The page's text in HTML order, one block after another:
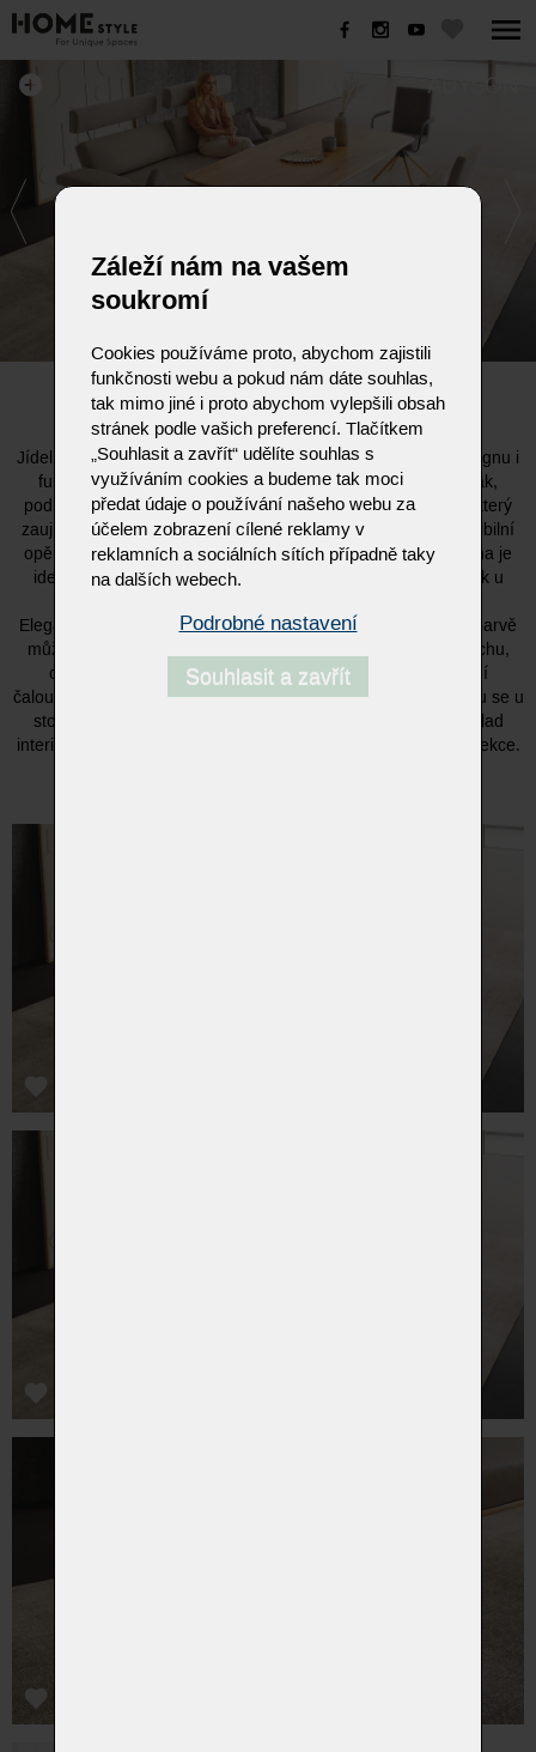
ADYSON
ADYSON
Jídelní lavice ADYSON od KOINOR je mistrovským dílem designu i
funkčnosti. Organicky tvarované kubické prvky spojují sedák,
područky, opěradlo a opěrku hlavy do harmonického celku, který
zaujme na první pohled. Díky nastavitelnému opěradlu a flexibilní
opěrce hlavy si lavici snadno přizpůsobíte – vzpřímená poloha je
ideální pro stolování, uvolněná zase pro příjemný odpočinek u
Elegantní kovová lišta v saténovém niklu nebo černé matné barvě
může být doplněna masivní dřevěnou vložkou z dubu či ořechu,
což podtrhuje výjimečný charakter tohoto modelu. Ležérní
čalounění dodává lavici pocit lehkosti a komfortu, díky kterému se u
stolu budete cítit příjemně dlouhé hodiny. Pro dokonalý soulad
interiéru doporučujeme lavici doplnit o židli 1294 ze stejné kolekce.
Záleží nám na vašem
soukromí
Cookies používáme proto, abychom zajistili
funkčnosti webu a pokud nám dáte souhlas,
tak mimo jiné i proto abychom vylepšili obsah
stránek podle vašich preferencí. Tlačítkem
„Souhlasit a zavřít“ udělíte souhlas s
využíváním cookies a budeme tak moci
předat údaje o používání našeho webu za
účelem zobrazení cílené reklamy v
reklamních a sociálních sítích případně taky
na dalších webech.
Podrobné nastavení
Souhlasit a zavřít